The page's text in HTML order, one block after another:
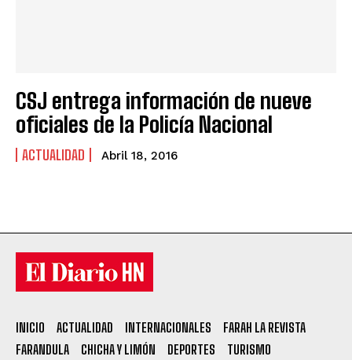
CSJ entrega información de nueve
oficiales de la Policía Nacional
ACTUALIDAD Abril 18, 2016
INICIO ACTUALIDAD INTERNACIONALES
FARAH LA REVISTA
FARANDULA
CHICHA Y LIMÓN DEPORTES TURISMO